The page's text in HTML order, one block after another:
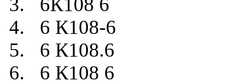
4. 6 К108-6
5. 6 К108.6
6. 6 К108 6